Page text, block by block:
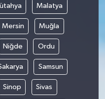
Malatya
Mersin Muğla
Niğde Ordu
Samsun
Sinop Sivas